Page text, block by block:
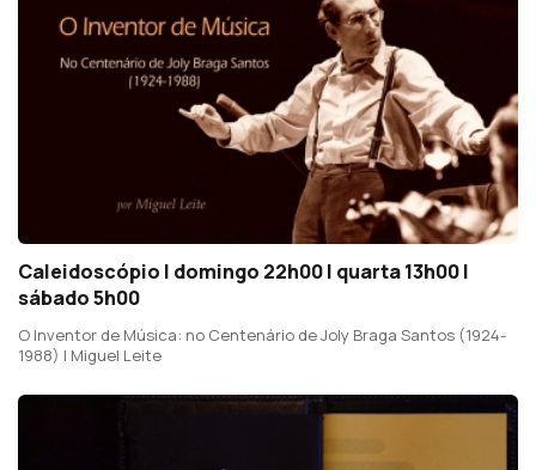
Caleidoscópio | domingo 22h00 | quarta 13h00 |
sábado 5h00
O Inventor de Música: no Centenário de Joly Braga Santos (1924-
1988) | Miguel Leite